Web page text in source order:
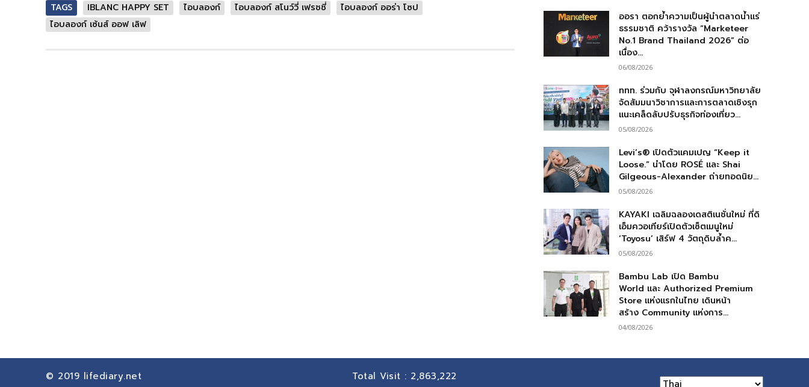
TAGS IBLANC HAPPY SET ไอบลองก์ ไอบลองก์ สโนว์วี่ เฟรชชี่
ไอบลองก์ ออร่า โซป
ไอบลองก์ เซ้นส์ ออฟ เลิฟ
ออรา ตอกย้ำความเป็นผู้นำตลาดน้ำแร่
ธรรมชาติ คว้ารางวัล “Marketeer
No.1 Brand Thailand 2026” ต่อ
เนื่อง...
06/08/2026
ททท. ร่วมกับ จุฬาลงกรณ์มหาวิทยาลัย
จัดสัมมนาวิชาการและการตลาดเชิงรุก
แนะเคล็ดลับปรับธุรกิจท่องเที่ยว...
05/08/2026
Levi’s® เปิดตัวแคมเปญ “Keep it
Loose.” นำโดย ROSÉ และ Shai
Gilgeous-Alexander ถ่ายทอดนิย...
05/08/2026
KAYAKI เฉลิมฉลองเดสติเนชั่นใหม่ ที่ดิ
เอ็มควอเทียร์เปิดตัวเซ็ตเมนูใหม่
‘Toyosu’ เสิร์ฟ 4 วัตถุดิบล้ำค...
05/08/2026
Bambu Lab เปิด Bambu
World และ Authorized Premium
Store แห่งแรกในไทย เดินหน้า
สร้าง Community แห่งการ...
04/08/2026
© 2019 lifediary.net Total Visit : 2,863,222